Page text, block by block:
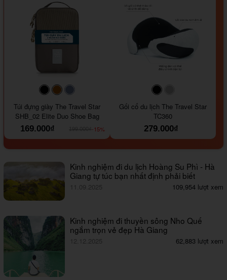
#000000#964B00
Túi đựng giày The Travel Star
SHB_02 Elite Duo Shoe Bag
169.000₫
-15%
#000000
Gối cổ du lịch The Travel Star
TC360
279.000₫
Kinh nghiệm đi du lịch Hoàng Su Phì - Hà
Giang tự túc bạn nhất định phải biết
11.09.2025 109,954 lượt xem
Kinh nghiệm đi thuyền sông Nho Quế
ngắm trọn vẻ đẹp Hà Giang
12.12.2025 62,883 lượt xem